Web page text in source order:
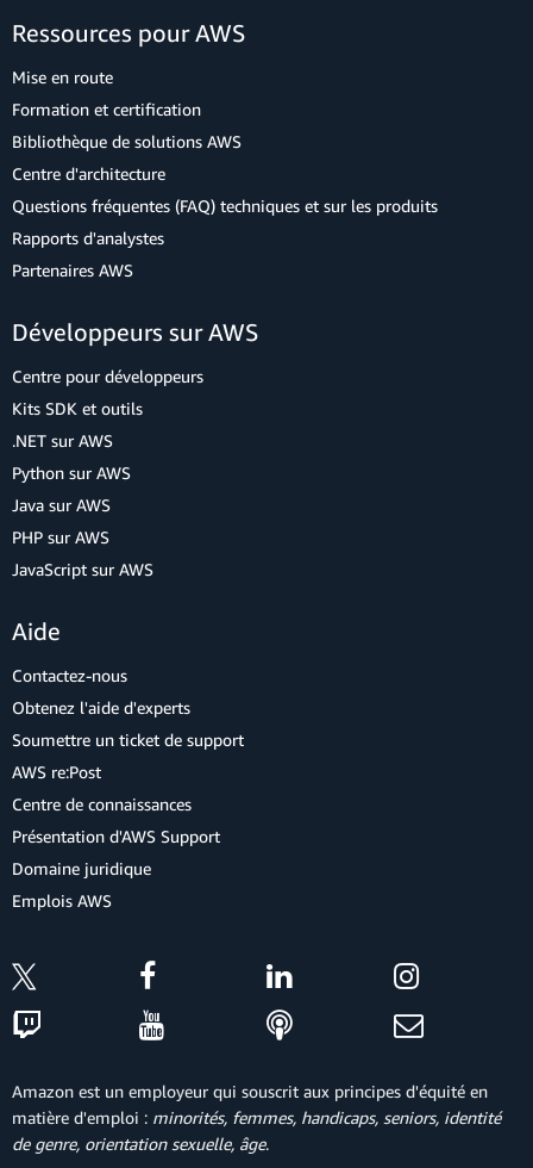
Ressources pour AWS
Mise en route
Formation et certification
Bibliothèque de solutions AWS
Centre d'architecture
Questions fréquentes (FAQ) techniques et sur les produits
Rapports d'analystes
Partenaires AWS
Développeurs sur AWS
Centre pour développeurs
Kits SDK et outils
.NET sur AWS
Python sur AWS
Java sur AWS
PHP sur AWS
JavaScript sur AWS
Aide
Contactez-nous
Obtenez l'aide d'experts
Soumettre un ticket de support
AWS re:Post
Centre de connaissances
Présentation d'AWS Support
Domaine juridique
Emplois AWS
Amazon est un employeur qui souscrit aux principes d'équité en
matière d'emploi : minorités, femmes, handicaps, seniors, identité
de genre, orientation sexuelle, âge.